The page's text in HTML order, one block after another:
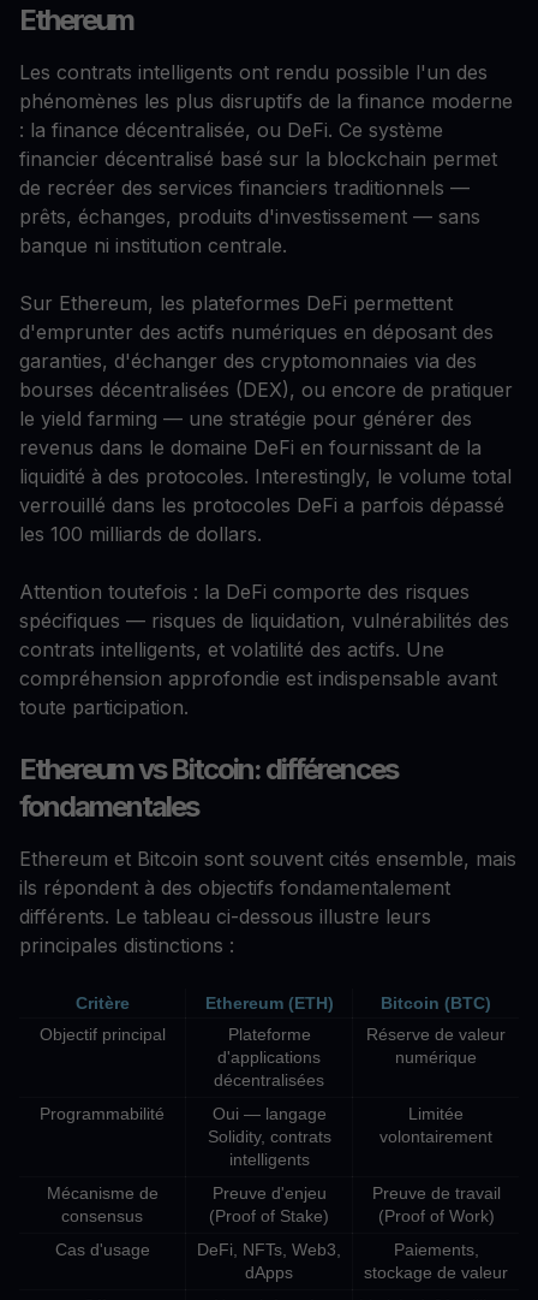
Ethereum
Les contrats intelligents ont rendu possible l'un des
phénomènes les plus disruptifs de la finance moderne
: la finance décentralisée, ou DeFi. Ce système
financier décentralisé basé sur la blockchain permet
de recréer des services financiers traditionnels —
prêts, échanges, produits d'investissement — sans
banque ni institution centrale.
Sur Ethereum, les plateformes DeFi permettent
d'emprunter des actifs numériques en déposant des
garanties, d'échanger des cryptomonnaies via des
bourses décentralisées (DEX), ou encore de pratiquer
le yield farming — une stratégie pour générer des
revenus dans le domaine DeFi en fournissant de la
liquidité à des protocoles. Interestingly, le volume total
verrouillé dans les protocoles DeFi a parfois dépassé
les 100 milliards de dollars.
Attention toutefois : la DeFi comporte des risques
spécifiques — risques de liquidation, vulnérabilités des
contrats intelligents, et volatilité des actifs. Une
compréhension approfondie est indispensable avant
toute participation.
Ethereum vs Bitcoin: différences
fondamentales
Ethereum et Bitcoin sont souvent cités ensemble, mais
ils répondent à des objectifs fondamentalement
différents. Le tableau ci-dessous illustre leurs
principales distinctions :
Critère Ethereum (ETH)
Bitcoin (BTC)
Objectif principal
Plateforme
d'applications
décentralisées
Réserve de valeur
numérique
Programmabilité
Oui — langage
Solidity, contrats
intelligents
Limitée
volontairement
Mécanisme de
consensus
Preuve d'enjeu
(Proof of Stake)
Preuve de travail
(Proof of Work)
Cas d'usage
DeFi, NFTs, Web3,
dApps
Paiements,
stockage de valeur